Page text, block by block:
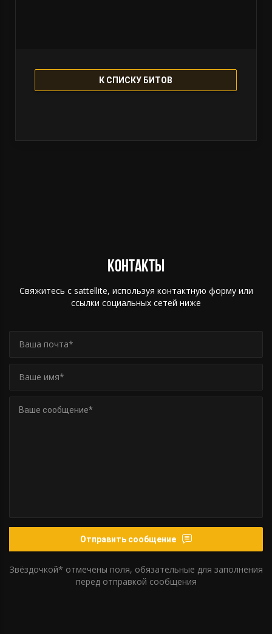
К СПИСКУ БИТОВ
Контакты
Свяжитесь с sattellite, используя контактную форму или
ссылки социальных сетей ниже
Звёздочкой* отмечены поля, обязательные для заполнения
перед отправкой сообщения
Отправить сообщение